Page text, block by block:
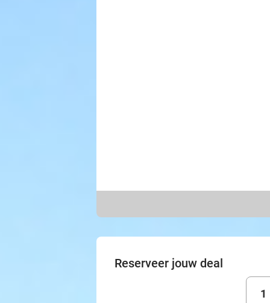
Reserveer jouw deal
1